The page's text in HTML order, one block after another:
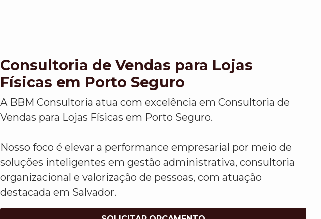
Consultoria de Vendas para Lojas
Físicas em Porto Seguro
A BBM Consultoria atua com excelência em Consultoria de
Vendas para Lojas Físicas em Porto Seguro.
Nosso foco é elevar a performance empresarial por meio de
soluções inteligentes em gestão administrativa, consultoria
organizacional e valorização de pessoas, com atuação
destacada em Salvador.